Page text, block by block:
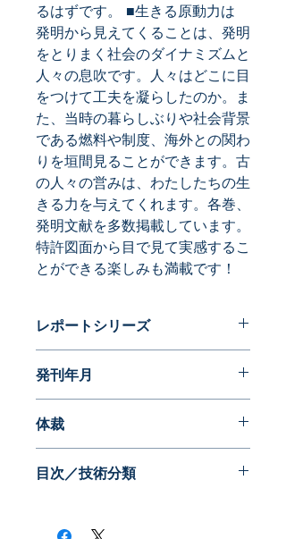
るはずです。 ■生きる原動力は
発明から見えてくることは、発明
をとりまく社会のダイナミズムと
人々の息吹です。人々はどこに目
をつけて工夫を凝らしたのか。ま
た、当時の暮らしぶりや社会背景
である燃料や制度、海外との関わ
りを垣間見ることができます。古
の人々の営みは、わたしたちの生
きる力を与えてくれます。各巻、
発明文献を多数掲載しています。
特許図面から目で見て実感するこ
とができる楽しみも満載です！
レポートシリーズ
発刊年月
体裁
目次／技術分類